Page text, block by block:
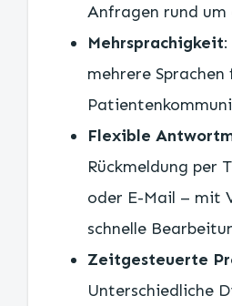
Anfragen rund um
Mehrsprachigkeit
mehrere
Flexible
Rückmeldung per
oder E-Mail – mit
schnelle
Zeitgesteuerte
Unterschiedliche